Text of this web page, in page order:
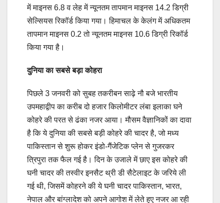
में माइनस 6.8 व लेह में न्यूनतम तापमान माइनस 14.2 डिग्री
सेल्सियस रिकॉर्ड किया गया। हिमाचल के केलंग में अधिकतम
तापमान माइनस 0.2 तो न्यूनतम माइनस 10.6 डिग्री रिकॉर्ड
किया गया है।
दुनिया का सबसे बड़ा कोहरा
पिछले 3 जनवरी को सुबह तकरीबन साढ़े नौ बजे भारतीय
उपमहाद्वीप का करीब दो हजार किलोमीटर लंबा इलाका घने
कोहरे की परत से ढंका नजर आया। मौसम वैज्ञानिकों का दावा
है कि ये दुनिया की सबसे बड़ी कोहरे की चादर है, जो मध्य
पाकिस्तान से शुरू होकर इंडो-गैंजेटिक प्लेन से गुजरकर
त्रिपुरा तक फैल गई है। दिन के उजाले में छाए इस कोहरे की
घनी चादर की तस्वीर इनसैट थ्री डी सैटेलाइट के जरिये ली
गई थी, जिसमें कोहरने की ये घनी चादर पाकिस्तान, भारत,
नेपाल और बांग्लादेश को अपने आगोश में लेते हुए नजर आ रही